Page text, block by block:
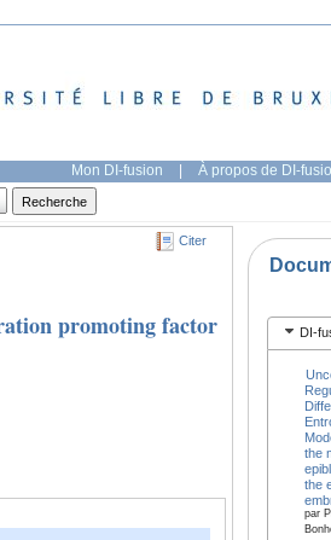
Mon DI-fusion | À propos de DI-
Citer
promoting factor
DI-
the
the
par